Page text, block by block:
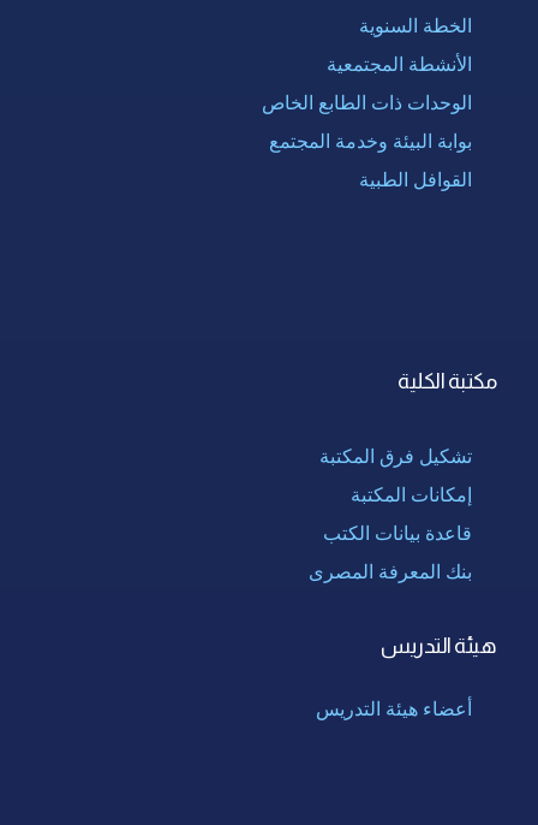
الخطة السنوية
الأنشطة المجتمعية
الوحدات ذات الطابع الخاص
بوابة البيئة وخدمة المجتمع
القوافل الطبية
مكتبة الكلية
تشكيل فرق المكتبة
إمكانات المكتبة
قاعدة بيانات الكتب
بنك المعرفة المصرى
هيئة التدريس
أعضاء هيئة التدريس